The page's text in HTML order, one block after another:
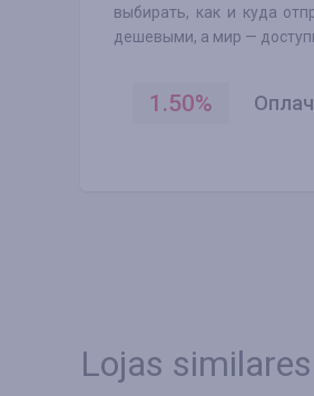
выбирать, как и куда
дешевыми, а мир —
1.50%
Lojas similares